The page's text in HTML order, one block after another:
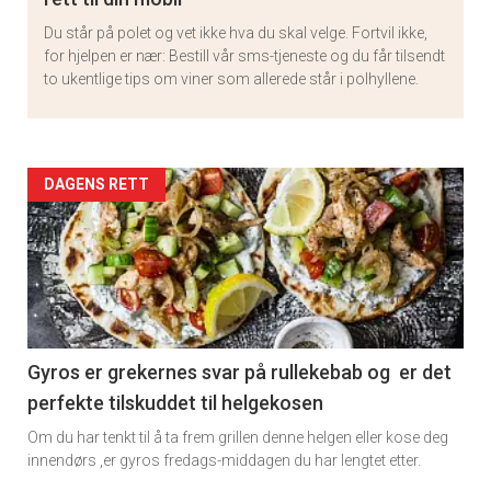
Du står på polet og vet ikke hva du skal velge. Fortvil ikke,
for hjelpen er nær: Bestill vår sms-tjeneste og du får tilsendt
to ukentlige tips om viner som allerede står i polhyllene.
Artikler
detail
-
section
11
DAGENS RETT
Gyros er grekernes svar på rullekebab og er det
perfekte tilskuddet til helgekosen
Om du har tenkt til å ta frem grillen denne helgen eller kose deg
innendørs ,er gyros fredags-middagen du har lengtet etter.